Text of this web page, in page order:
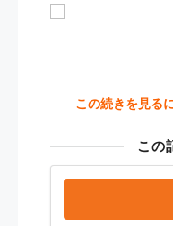
この続きを見る
この